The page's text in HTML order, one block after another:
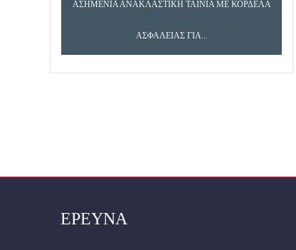
ΑΣΗΜΈΝΙΑ ΑΝΑΚΛΑΣΤΙΚΉ ΤΑΙΝΊΑ ΜΕ ΚΟΡΔΈΛΑ
ΑΣΦΑΛΕΊΑΣ ΓΙΑ...
ΈΡΕΥΝΑ